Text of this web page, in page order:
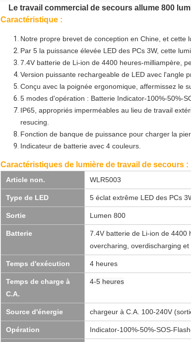
Le travail commercial de secours allume 800
Caractéristique :
Notre propre brevet de conception en Chine, et cette
Par 5 la puissance élevée LED des PCs 3W, cette
7.4V batterie de Li-ion de 4400 heures-milliampère,
Version puissante rechargeable de LED avec l'angle
Conçu avec la poignée ergonomique, affermissez le
5 modes d'opération : Batterie Indicator-100%-50%-
IP65, appropriés imperméables au lieu de travail
resucing.
Fonction de banque de puissance pour charger la
Indicateur de batterie avec 4 couleurs.
Caractéristiques de lumière de travail de secours :
Article non. WLR5003
Type de LED 5 éclat extrême LED des PCs
Sortie Lumen 800
Batterie
7.4V batterie de Li-ion de 4400
overcharing, overdischarging
Temps d'exécution 4 heures
Temps de charge à
C.A.
4-5 heures
Source d'énergie chargeur à C.A. 100-240V
Opération Indicator-100%-50%-SOS-